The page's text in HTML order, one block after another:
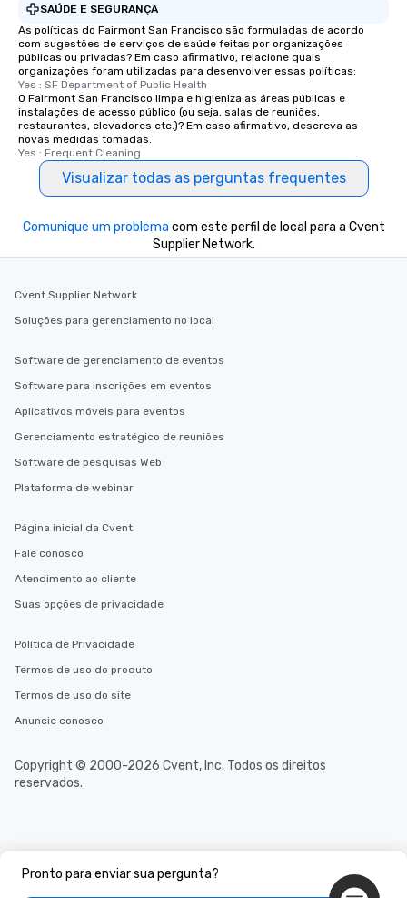
SAÚDE E SEGURANÇA
As políticas do Fairmont San Francisco são formuladas de acordo
com sugestões de serviços de saúde feitas por organizações
públicas ou privadas? Em caso afirmativo, relacione quais
organizações foram utilizadas para desenvolver essas políticas:
Yes : SF Department of Public Health
O Fairmont San Francisco limpa e higieniza as áreas públicas e
instalações de acesso público (ou seja, salas de reuniões,
restaurantes, elevadores etc.)? Em caso afirmativo, descreva as
novas medidas tomadas.
Yes : Frequent Cleaning
Visualizar todas as perguntas frequentes
Pronto para enviar sua pergunta?
Comunique um problema com este perfil de local para a Cvent
Supplier Network.
Cvent Supplier Network
Soluções para gerenciamento no local
Software de gerenciamento de eventos
Software para inscrições em eventos
Aplicativos móveis para eventos
Gerenciamento estratégico de reuniões
Software de pesquisas Web
Plataforma de webinar
Página inicial da Cvent
Fale conosco
Atendimento ao cliente
Suas opções de privacidade
Política de Privacidade
Termos de uso do produto
Termos de uso do site
Anuncie conosco
Copyright © 2000-2026 Cvent, Inc. Todos os direitos
reservados.